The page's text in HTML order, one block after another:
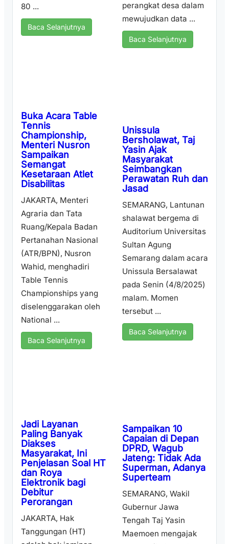
80 ...
Baca Selanjutnya
perangkat desa dalam
mewujudkan data ...
Baca Selanjutnya
Buka Acara Table
Tennis
Championship,
Menteri Nusron
Sampaikan
Semangat
Kesetaraan Atlet
Disabilitas
JAKARTA, Menteri
Agraria dan Tata
Ruang/Kepala Badan
Pertanahan Nasional
(ATR/BPN), Nusron
Wahid, menghadiri
Table Tennis
Championships yang
diselenggarakan oleh
National ...
Baca Selanjutnya
Unissula
Bersholawat, Taj
Yasin Ajak
Masyarakat
Seimbangkan
Perawatan Ruh dan
Jasad
SEMARANG, Lantunan
shalawat bergema di
Auditorium Universitas
Sultan Agung
Semarang dalam acara
Unissula Bersalawat
pada Senin (4/8/2025)
malam. Momen
tersebut ...
Baca Selanjutnya
Jadi Layanan
Paling Banyak
Diakses
Masyarakat, Ini
Penjelasan Soal HT
dan Roya
Elektronik bagi
Debitur
Perorangan
JAKARTA, Hak
Tanggungan (HT)
Sampaikan 10
Capaian di Depan
DPRD, Wagub
Jateng: Tidak Ada
Superman, Adanya
Superteam
SEMARANG, Wakil
Gubernur Jawa
Tengah Taj Yasin
Maemoen mengajak